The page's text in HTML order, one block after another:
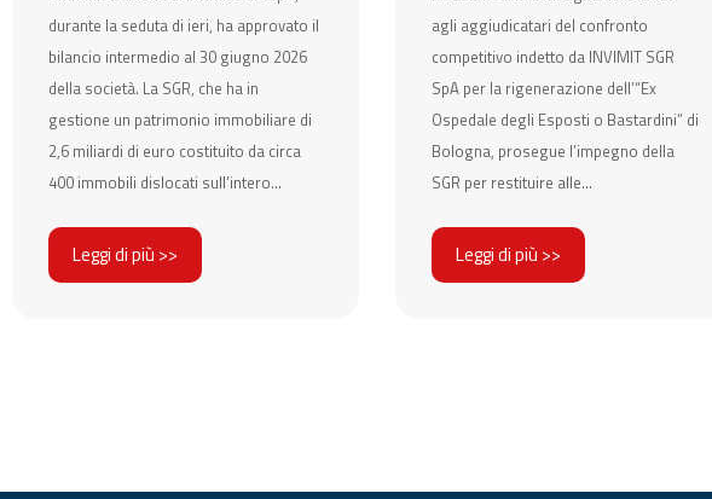
durante la seduta di ieri, ha approvato il
bilancio intermedio al 30 giugno 2026
della società. La SGR, che ha in
gestione un patrimonio immobiliare di
2,6 miliardi di euro costituito da circa
400 immobili dislocati sull’intero...
Leggi di più >>
agli aggiudicatari del confronto
competitivo indetto da INVIMIT SGR
SpA per la rigenerazione dell’“Ex
Ospedale degli Esposti o Bastardini” di
Bologna, prosegue l’impegno della
SGR per restituire alle...
Leggi di più >>